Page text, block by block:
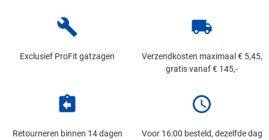
build
Exclusief ProFit gatzagen
local_shipping
Verzendkosten maximaal € 5,45,
gratis vanaf € 145,-
assignment_return
Retourneren binnen 14 dagen
schedule
Voor 16:00 besteld, dezelfde dag